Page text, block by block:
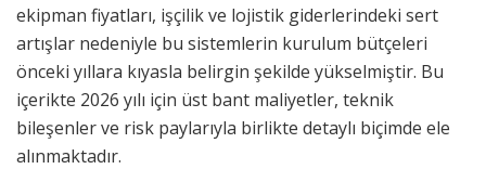
ekipman fiyatları, işçilik ve lojistik giderlerindeki sert
artışlar nedeniyle bu sistemlerin kurulum bütçeleri
önceki yıllara kıyasla belirgin şekilde yükselmiştir. Bu
içerikte 2026 yılı için üst bant maliyetler, teknik
bileşenler ve risk paylarıyla birlikte detaylı biçimde ele
alınmaktadır.